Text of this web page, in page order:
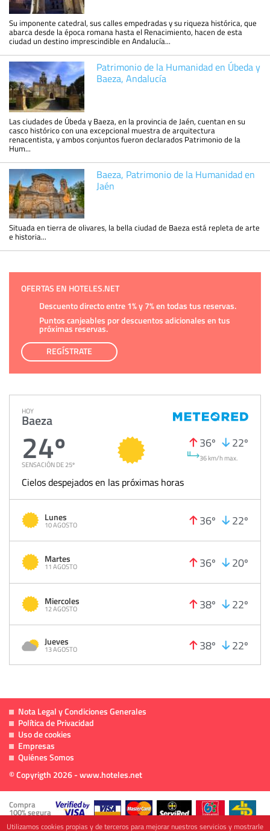
Su imponente catedral, sus calles empedradas y su riqueza histórica, que
abarca desde la época romana hasta el Renacimiento, hacen de esta
ciudad un destino imprescindible en Andalucía...
Patrimonio de la Humanidad en Úbeda y
Baeza, Andalucía
Las ciudades de Úbeda y Baeza, en la provincia de Jaén, cuentan en su
casco histórico con una excepcional muestra de arquitectura
renacentista, y ambos conjuntos fueron declarados Patrimonio de la
Hum...
Baeza, Patrimonio de la Humanidad en
Jaén
Situada en tierra de olivares, la bella ciudad de Baeza está repleta de arte
e historia...
OFERTAS EN HOTELES.NET
Descuento directo entre 1% y 7% en todas tus reservas.
Puntos canjeables por descuentos adicionales en tus
próximas reservas.
REGÍSTRATE
HOY
Baeza
24º
SENSACIÓN DE 25º
36º 22º
36 km/h max.
Cielos despejados en las próximas horas
Lunes
10 AGOSTO 36º 22º
Martes
11 AGOSTO 36º 20º
Miercoles
12 AGOSTO 38º 22º
Jueves
13 AGOSTO 38º 22º
Nota Legal y Condiciones Generales
Política de Privacidad
Uso de cookies
Empresas
Quiénes Somos
© Copyrigth 2026 - www.hoteles.net
Compra
100% segura
Utilizamos cookies propias y de terceros para mejorar nuestros servicios y mostrarle